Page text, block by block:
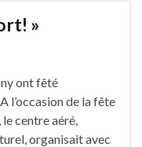
»
ont fêté
l’occasion de la fête
centre aéré,
organisait avec